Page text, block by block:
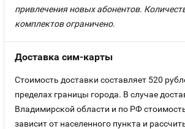
привлечения новых абонентов.
комплектов ограничено.
Доставка сим-карты
Стоимость доставки составляет 520
пределах границы города. В случае
Владимирской области и по РФ
зависит от населенного пункта и